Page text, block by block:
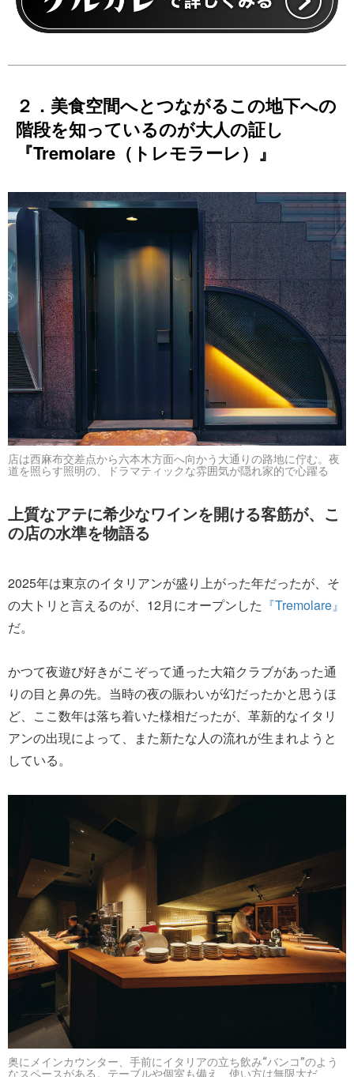
２．美食空間へとつながるこの地下への
階段を知っているのが大人の証し
『Tremolare（トレモラーレ）』
店は西麻布交差点から六本木方面へ向かう大通りの路地に佇む。夜
道を照らす照明の、ドラマティックな雰囲気が隠れ家的で心躍る
上質なアテに希少なワインを開ける客筋が、こ
の店の水準を物語る
2025年は東京のイタリアンが盛り上がった年だったが、そ
の大トリと言えるのが、12月にオープンした 『Tremolare』
だ。
かつて夜遊び好きがこぞって通った大箱クラブがあった通
りの目と鼻の先。当時の夜の賑わいが幻だったかと思うほ
ど、ここ数年は落ち着いた様相だったが、革新的なイタリ
アンの出現によって、また新たな人の流れが生まれようと
している。
奥にメインカウンター、手前にイタリアの立ち飲み“バンコ”のよう
なスペースがある。テーブルや個室も備え、使い方は無限大だ